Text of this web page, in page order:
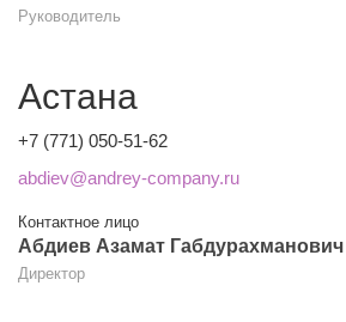
Руководитель
Астана
+7 (771) 050-51-62
abdiev@andrey-company.ru
Контактное лицо
Абдиев Азамат Габдурахманович
Директор